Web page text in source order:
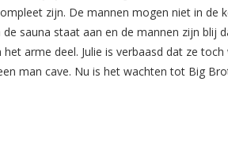
zijn. De mannen mogen niet in de
sauna staat aan en de mannen zijn blij
arme deel. Julie is verbaasd dat ze
man cave. Nu is het wachten tot Big